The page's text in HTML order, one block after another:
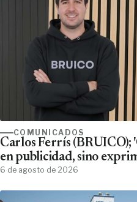
COMUNICADOS
Carlos Ferrís (BRUICO);
en publicidad, sino
6 de agosto de 2026